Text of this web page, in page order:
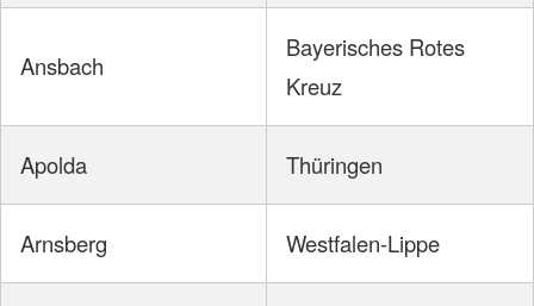
Ansbach
Bayerisches Rotes
Kreuz
Apolda Thüringen
Arnsberg Westfalen-Lippe